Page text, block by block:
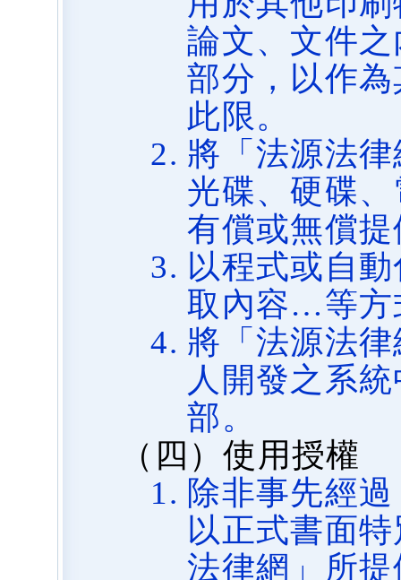
論文、文件
部分，以作
此限。
將「法源法
光碟、硬碟
有償或無償
以程式或自
取內容…等方
將「法源法
人開發之系
部。
（四）使用授權
除非事先經
以正式書面
法律網」所